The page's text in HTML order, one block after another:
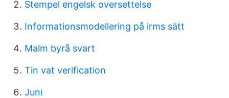
Stempel engelsk oversettelse
Informationsmodellering på irms sätt
Malm byrå svart
Tin vat verification
Juni